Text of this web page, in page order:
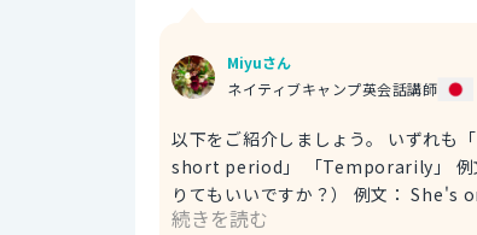
Miyuさん
ネイティブキャンプ英会話講師
以下をご紹介しましょう。 いずれも
short period」 「Temporarily」 例文： Can I borrow your pen for a bit? （ちょっとだけあなたのペンを借
りてもいいですか？） 例文： She's only staying here for a short period while her house is being
renovated. （彼女は家が改装される間、ここに
続きを読む